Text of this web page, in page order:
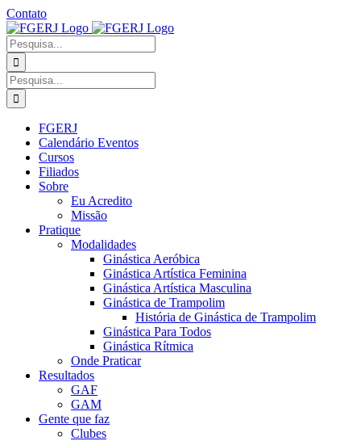
Ir
para
o
conteúdo
Contato
Facebook
Instagram
YouTube
Facebook
Grupo
Procurar
por:
Procurar
por:
FGERJ
Calendário Eventos
Cursos
Filiados
Sobre
Eu Acredito
Missão
Pratique
Modalidades
Ginástica Aeróbica
Ginástica Artística Feminina
Ginástica Artística Masculina
Ginástica de Trampolim
História de Ginástica de Trampolim
Ginástica Para Todos
Ginástica Rítmica
Onde Praticar
Resultados
GAF
GAM
Gente que faz
Clubes